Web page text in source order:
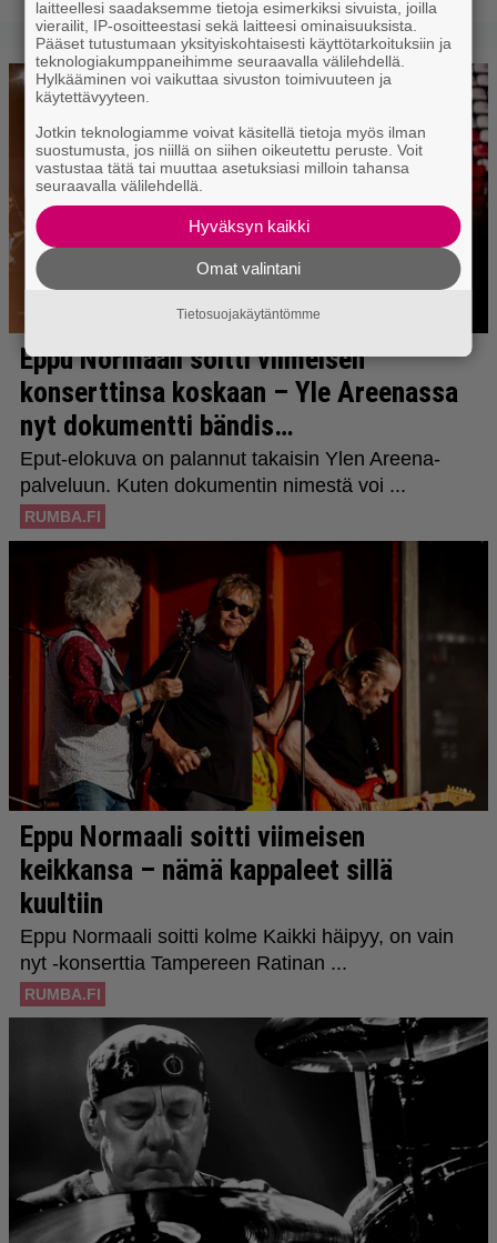
laitteellesi saadaksemme tietoja esimerkiksi sivuista, joilla
vierailit, IP-osoitteestasi sekä laitteesi ominaisuuksista.
Pääset tutustumaan yksityiskohtaisesti käyttötarkoituksiin ja
teknologiakumppaneihimme seuraavalla välilehdellä.
Hylkääminen voi vaikuttaa sivuston toimivuuteen ja
käytettävyyteen.
Jotkin teknologiamme voivat käsitellä tietoja myös ilman
suostumusta, jos niillä on siihen oikeutettu peruste. Voit
vastustaa tätä tai muuttaa asetuksiasi milloin tahansa
seuraavalla välilehdellä.
Hyväksyn kaikki
Omat valintani
Tietosuojakäytäntömme